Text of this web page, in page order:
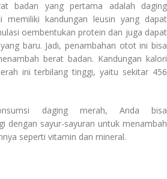
badan yang pertama adalah daging
memiliki kandungan leusin yang dapat
oembentukan protein dan juga dapat
baru. Jadi, penambahan otot ini bisa
berat badan. Kandungan kalori
ini terbilang tinggi, yaitu sekitar 456
daging merah, Anda bisa
dengan sayur-sayuran untuk menambah
seperti vitamin dan mineral.